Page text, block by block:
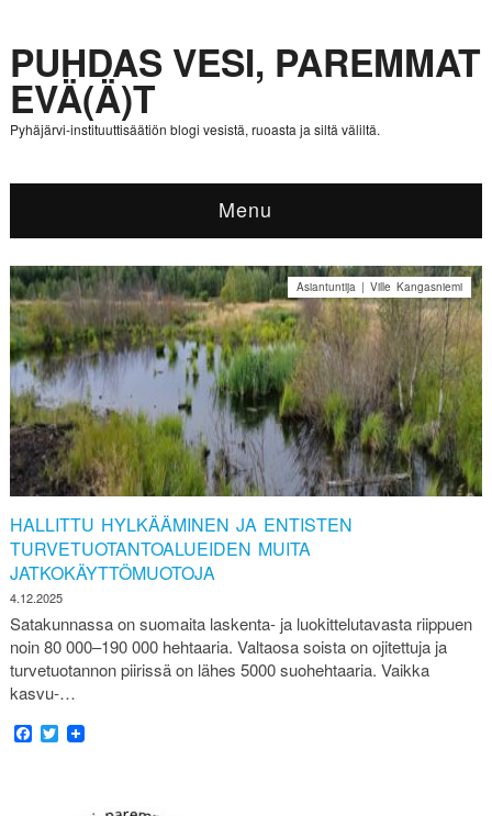
PUHDAS VESI, PAREMMAT
EVÄ(Ä)T
Pyhäjärvi-instituuttisäätiön blogi vesistä, ruoasta ja siltä väliltä.
Menu
HALLITTU HYLKÄÄMINEN JA ENTISTEN
TURVETUOTANTOALUEIDEN MUITA
JATKOKÄYTTÖMUOTOJA
4.12.2025
Asiantuntija | Ville Kangasniemi
Satakunnassa on suomaita laskenta- ja luokittelutavasta riippuen
noin 80 000–190 000 hehtaaria. Valtaosa soista on ojitettuja ja
turvetuotannon piirissä on lähes 5000 suohehtaaria. Vaikka
kasvu-…
Facebook
Twitter